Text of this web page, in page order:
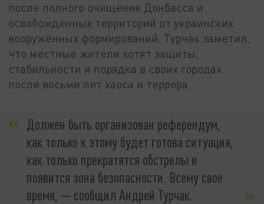
после полного очищения Донбасса и
освобождённых территорий от украинских
вооружённых формирований. Турчак заметил,
что местные жители хотят защиты,
стабильности и порядка в своих городах
после восьми лет хаоса и террора.
Должен быть организован референдум,
как только к этому будет готова ситуация,
как только прекратятся обстрелы и
появится зона безопасности. Всему свое
время, — сообщил Андрей Турчак.